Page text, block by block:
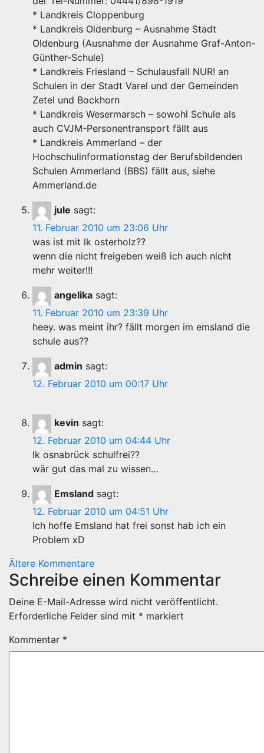
* Landkreis Cloppenburg
* Landkreis Oldenburg – Ausnahme Stadt
Oldenburg (Ausnahme der Ausnahme Graf-Anton-
Günther-Schule)
* Landkreis Friesland – Schulausfall NUR! an
Schulen in der Stadt Varel und der Gemeinden
Zetel und Bockhorn
* Landkreis Wesermarsch – sowohl Schule als
auch CVJM-Personentransport fällt aus
* Landkreis Ammerland – der
Hochschulinformationstag der Berufsbildenden
Schulen Ammerland (BBS) fällt aus, siehe
Ammerland.de
jule sagt:
11. Februar 2010 um 23:06 Uhr
was ist mit lk osterholz??
wenn die nicht freigeben weiß ich auch nicht
mehr weiter!!!
angelika sagt:
11. Februar 2010 um 23:39 Uhr
heey. was meint ihr? fällt morgen im emsland die
schule aus??
admin sagt:
12. Februar 2010 um 00:17 Uhr
kevin sagt:
12. Februar 2010 um 04:44 Uhr
lk osnabrück schulfrei??
wär gut das mal zu wissen…
Emsland sagt:
12. Februar 2010 um 04:51 Uhr
Ich hoffe Emsland hat frei sonst hab ich ein
Problem xD
Kommentar-
Navigation
Ältere Kommentare
Schreibe einen Kommentar
Deine E-Mail-Adresse wird nicht veröffentlicht.
Erforderliche Felder sind mit * markiert
Kommentar *